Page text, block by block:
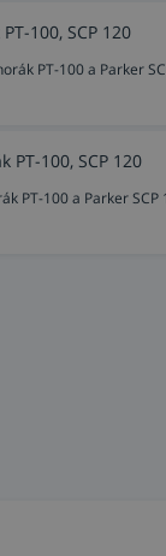
100, SCP 120
PT-100 a Parker
100, SCP 120
PT-100 a Parker